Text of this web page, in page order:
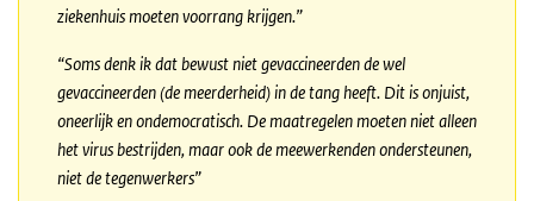
ziekenhuis moeten voorrang krijgen.”
“Soms denk ik dat bewust niet gevaccineerden de wel
gevaccineerden (de meerderheid) in de tang heeft. Dit is onjuist,
oneerlijk en ondemocratisch. De maatregelen moeten niet alleen
het virus bestrijden, maar ook de meewerkenden ondersteunen,
niet de tegenwerkers”